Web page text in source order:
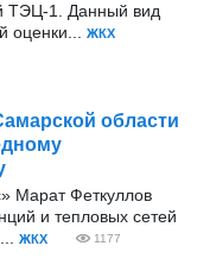
ТЭЦ-1. Данный вид
оценки...
ЖКХ
области
Марат Феткуллов
и тепловых сетей
ЖКХ 1177